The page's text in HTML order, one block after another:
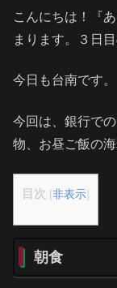
こんにちは！『
まります。３日
今日も台南です。
今回は、銀行で
物、お昼ご飯の
目次 [非表示]
朝食